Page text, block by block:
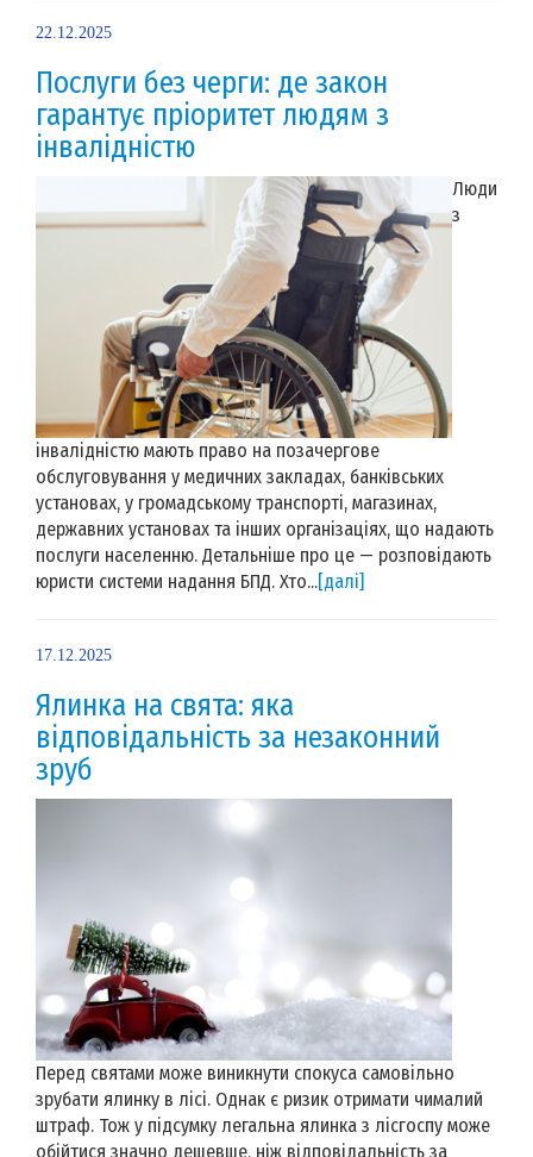
22.12.2025
Послуги без черги: де закон
гарантує пріоритет людям з
інвалідністю
Люди
з
інвалідністю мають право на позачергове
обслуговування у медичних закладах, банківських
установах, у громадському транспорті, магазинах,
державних установах та інших організаціях, що надають
послуги населенню. Детальніше про це — розповідають
юристи системи надання БПД. Хто...[далі]
17.12.2025
Ялинка на свята: яка
відповідальність за незаконний
зруб
Перед святами може виникнути спокуса самовільно
зрубати ялинку в лісі. Однак є ризик отримати чималий
штраф. Тож у підсумку легальна ялинка з лісгоспу може
обійтися значно дешевше, ніж відповідальність за